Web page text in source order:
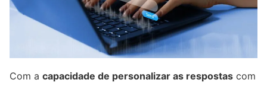
Com a capacidade de personalizar as respostas com